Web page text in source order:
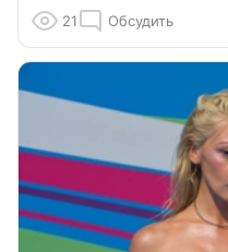
21 Обсудить